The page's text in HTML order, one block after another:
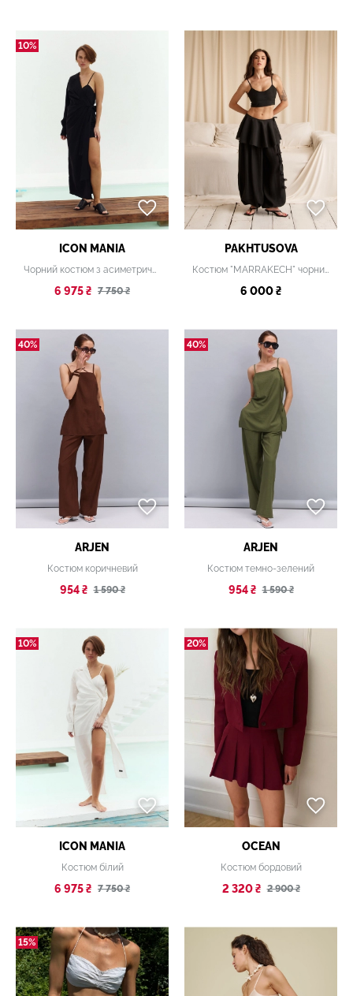
10%
ICON MANIA
Чорний костюм з асиметричним кроєм і запахом
6 975 ₴ 7 750 ₴
PAKHTUSOVA
Костюм "MARRAKECH" чорний
6 000 ₴
40%
ARJEN
Костюм коричневий
954 ₴ 1 590 ₴
40%
ARJEN
Костюм темно-зелений
954 ₴ 1 590 ₴
10%
ICON MANIA
Костюм білий
6 975 ₴ 7 750 ₴
20%
OCEAN
Костюм бордовий
2 320 ₴ 2 900 ₴
15%